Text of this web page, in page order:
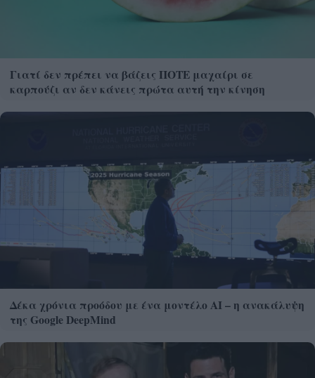
Γιατί δεν πρέπει να βάζεις ΠΟΤΕ μαχαίρι σε
καρπούζι αν δεν κάνεις πρώτα αυτή την κίνηση
Δέκα χρόνια προόδου με ένα μοντέλο ΑΙ – η ανακάλυψη
της Google DeepMind